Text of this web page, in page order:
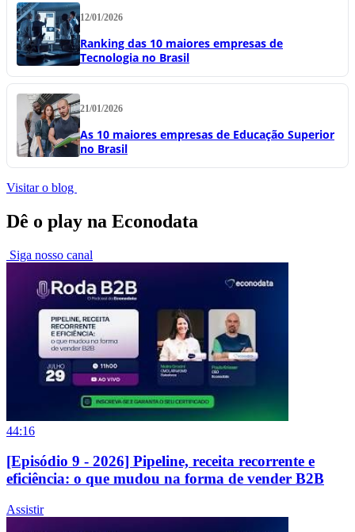
12/01/2026
Ranking das 10 maiores empresas de
Tecnologia no Brasil
21/01/2026
As 10 maiores empresas de Educação Superior
no Brasil
Visitar o blog
Dê o play na Econodata
Siga nosso canal
44:16
[Episódio 9 - 2026] Pipeline, receita recorrente e
eficiência: o que mudou na forma de vender B2B
Assistir